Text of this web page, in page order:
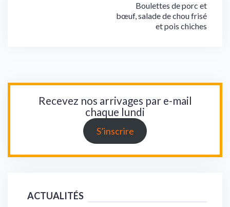
Boulettes de porc et
bœuf, salade de chou frisé
et pois chiches
Recevez nos arrivages par e-mail
chaque lundi
S’inscrire
ACTUALITÉS